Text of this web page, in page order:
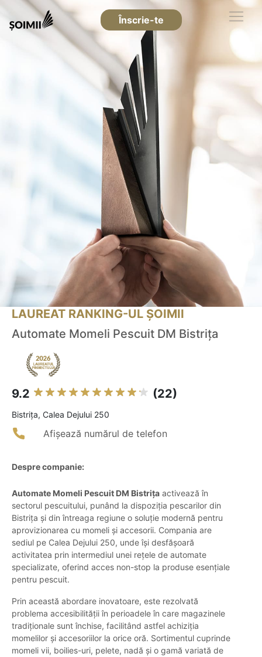
Înscrie-te
LAUREAT RANKING-UL ȘOIMII
Automate Momeli Pescuit DM Bistrița
9.2 (22)
Bistriţa, Calea Dejului 250
Afișează numărul de telefon
Despre companie:
Automate Momeli Pescuit DM Bistrița activează în
sectorul pescuitului, punând la dispoziția pescarilor din
Bistrița și din întreaga regiune o soluție modernă pentru
aprovizionarea cu momeli și accesorii. Compania are
sediul pe Calea Dejului 250, unde își desfășoară
activitatea prin intermediul unei rețele de automate
specializate, oferind acces non-stop la produse esențiale
pentru pescuit.
Prin această abordare inovatoare, este rezolvată
problema accesibilității în perioadele în care magazinele
tradiționale sunt închise, facilitând astfel achiziția
momelilor și accesoriilor la orice oră. Sortimentul cuprinde
momeli vii, boilies-uri, pelete, nadă și o gamă variată de